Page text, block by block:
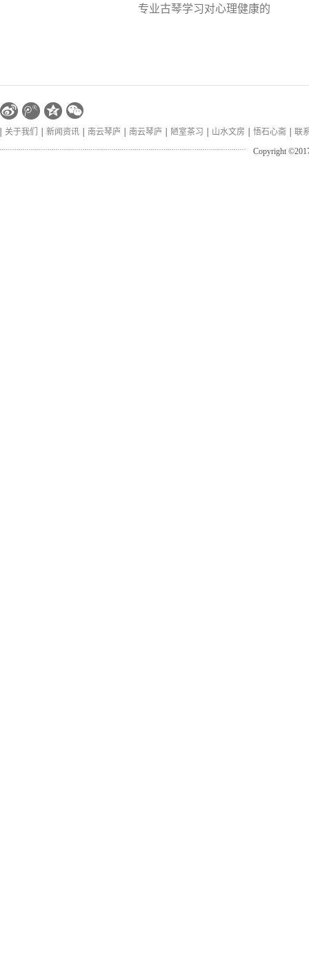
专业古琴学习对心理健康的
关于我们 新闻资讯 南云琴庐 南云琴庐 陋室茶习 山水文房 悟石心斋
联
Copyright